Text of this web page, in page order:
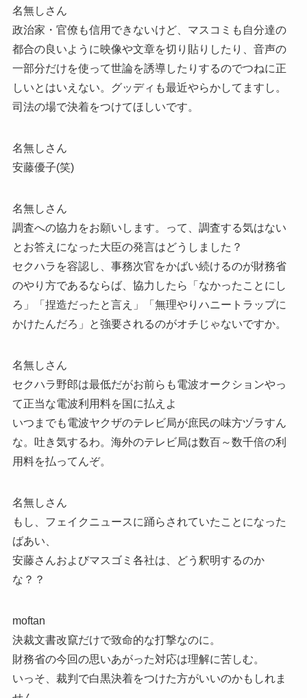
名無しさん
政治家・官僚も信用できないけど、マスコミも自分達の
都合の良いように映像や文章を切り貼りしたり、音声の
一部分だけを使って世論を誘導したりするのでつねに正
しいとはいえない。グッディも最近やらかしてますし。
司法の場で決着をつけてほしいです。
名無しさん
安藤優子(笑)
名無しさん
調査への協力をお願いします。って、調査する気はない
とお答えになった大臣の発言はどうしました？
セクハラを容認し、事務次官をかばい続けるのが財務省
のやり方であるならば、協力したら「なかったことにし
ろ」「捏造だったと言え」「無理やりハニートラップに
かけたんだろ」と強要されるのがオチじゃないですか。
名無しさん
セクハラ野郎は最低だがお前らも電波オークションやっ
て正当な電波利用料を国に払えよ
いつまでも電波ヤクザのテレビ局が庶民の味方ヅラすん
な。吐き気するわ。海外のテレビ局は数百～数千倍の利
用料を払ってんぞ。
名無しさん
もし、フェイクニュースに踊らされていたことになった
ばあい、
安藤さんおよびマスゴミ各社は、どう釈明するのか
な？？
moftan
決裁文書改竄だけで致命的な打撃なのに。
財務省の今回の思いあがった対応は理解に苦しむ。
いっそ、裁判で白黒決着をつけた方がいいのかもしれま